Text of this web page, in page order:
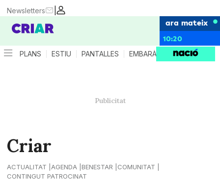
|
Newsletters
ara mateix
10:20
PLANS ESTIU PANTALLES EMBARÀS CRIANÇA
Criar
ACTUALITAT AGENDA BENESTAR
COMUNITAT
CONTINGUT PATROCINAT